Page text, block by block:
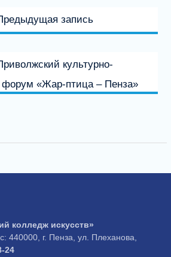
запись
культурно-
форум «Жар-птица – Пенза»
колледж искусств»
440000, г. Пенза, ул. Плеханова,
24